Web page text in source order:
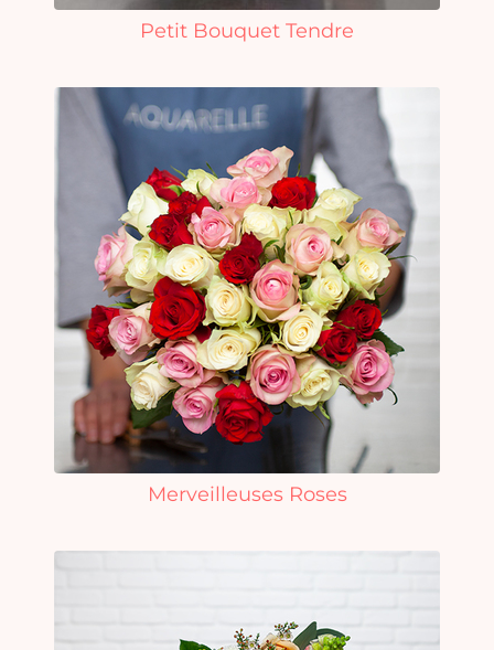
Petit Bouquet Tendre
Merveilleuses Roses